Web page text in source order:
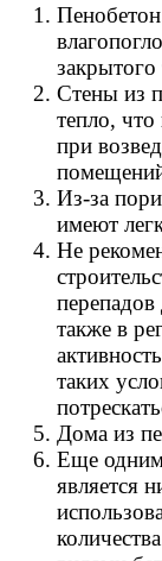
закрытого
Стены из
тепло, что
при
Из-за
имеют
Не
также в
таких
Дома из
Еще
является